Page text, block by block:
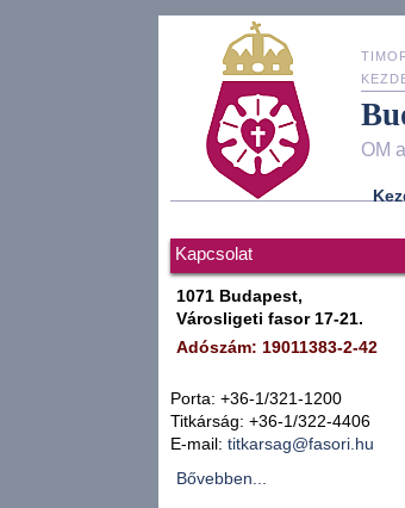
OM
Kapcsolat
1071 Budapest,
Városligeti fasor 17-21.
Adószám: 19011383-2-42
Porta: +36-1/321-1200
Titkárság: +36-1/322-4406
E-mail: titkarsag@fasori.hu
Bővebben...